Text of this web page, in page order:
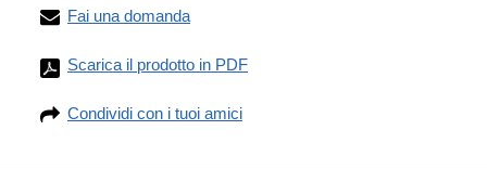
Fai una domanda
Scarica il prodotto in PDF
Condividi con i tuoi amici